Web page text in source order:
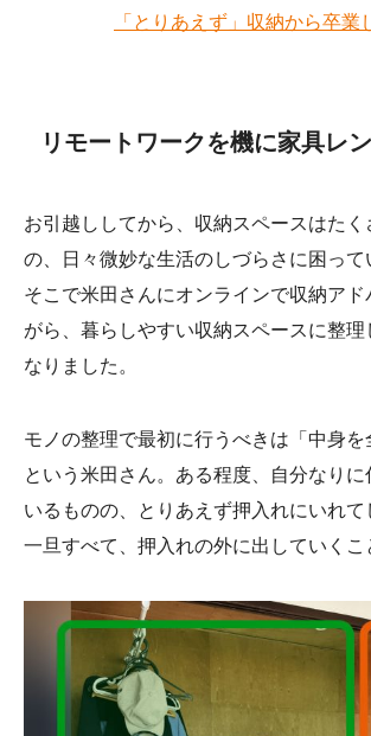
「とりあえず」収納から卒業
リモートワークを機に家具レ
お引越ししてから、収納スペースはた
の、日々微妙な生活のしづらさに困って
そこで米田さんにオンラインで収納ア
がら、暮らしやすい収納スペースに整
なりました。
モノの整理で最初に行うべきは「中身を
という米田さん。ある程度、自分なりに
いるものの、とりあえず押入れにいれ
一旦すべて、押入れの外に出していくこ